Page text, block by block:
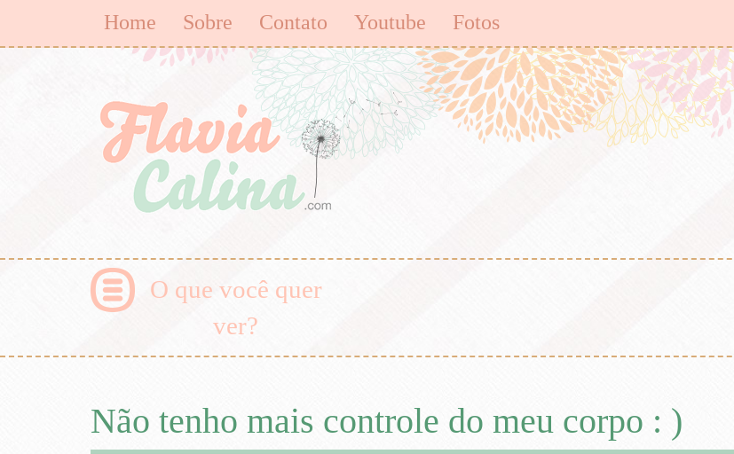
Home Sobre Contato Youtube Fotos
O que você quer
ver?
Não tenho mais controle do meu corpo : )